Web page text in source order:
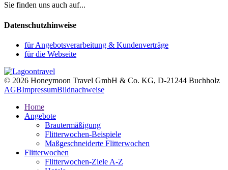
Sie finden uns auch auf...
Datenschutzhinweise
für Angebotsverarbeitung & Kundenverträge
für die Webseite
© 2026 Honeymoon Travel GmbH & Co. KG, D-21244 Buchholz
AGBImpressumBildnachweise
Home
Angebote
Brautermäßigung
Flitterwochen-Beispiele
Maßgeschneiderte Flitterwochen
Flitterwochen
Flitterwochen-Ziele A-Z